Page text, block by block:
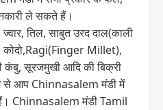
ले सकते हैं।
तिल, साबुत उरद दाल(काली
कोदो,Ragi(Finger Millet),
कंबु, सूरजमुखी आदि की बिक्री
से आप Chinnasalem मंडी में
Chinnasalem मंडी Tamil